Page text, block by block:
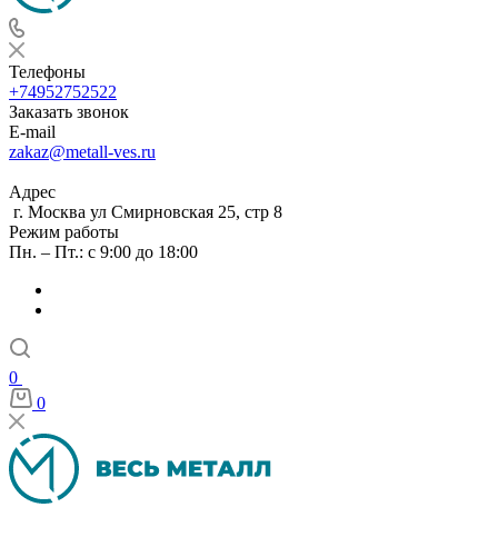
Телефоны
+74952752522
Заказать звонок
E-mail
zakaz@metall-ves.ru
Адрес
г. Москва ул Смирновская 25, стр 8
Режим работы
Пн. – Пт.: с 9:00 до 18:00
0
0